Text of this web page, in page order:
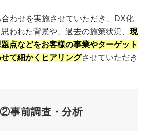
わせを実施させていただき、DX化
われた背景や、過去の施策状況、 現
点などをお客様の事業やターゲット
て細かくヒアリングさせていただき
②事前調査・分析